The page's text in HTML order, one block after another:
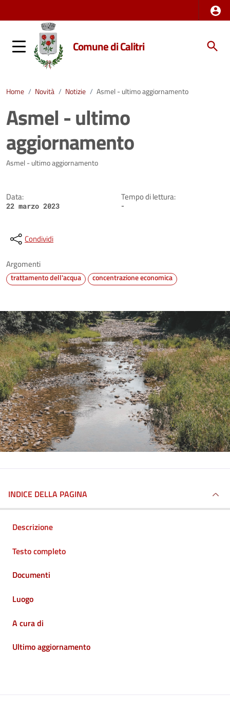
Comune di Calitri
Home / Novità / Notizie / Asmel - ultimo aggiornamento
Asmel - ultimo
aggiornamento
Dettagli della notizia
Asmel - ultimo aggiornamento
Data:
22 marzo 2023
Tempo di lettura:
-
Condividi
Argomenti
trattamento dell'acqua concentrazione economica
INDICE DELLA PAGINA
Descrizione
Testo completo
Documenti
Luogo
A cura di
Ultimo aggiornamento